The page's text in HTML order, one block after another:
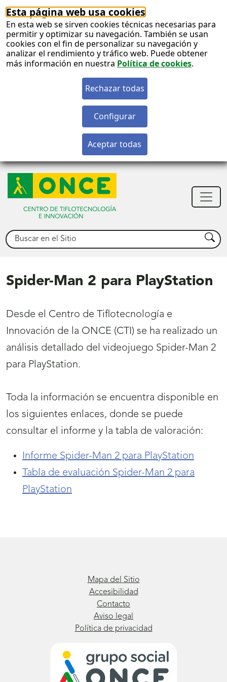
Esta página web usa cookies
En esta web se sirven cookies técnicas necesarias para
permitir y optimizar su navegación. También se usan
cookies con el fin de personalizar su navegación y
analizar el rendimiento y tráfico web. Puede obtener
más información en nuestra Política de cookies.
Buscar Buscar
Spider-Man 2 para PlayStation
Desde el Centro de Tiflotecnología e
Innovación de la ONCE (CTI) se ha realizado un
análisis detallado del videojuego Spider-Man 2
para PlayStation.
Toda la información se encuentra disponible en
los siguientes enlaces, donde se puede
consultar el informe y la tabla de valoración:
Informe Spider-Man 2 para PlayStation
Tabla de evaluación Spider-Man 2 para
PlayStation
Mapa del Sitio
Accesibilidad
Contacto
Aviso legal
Política de privacidad